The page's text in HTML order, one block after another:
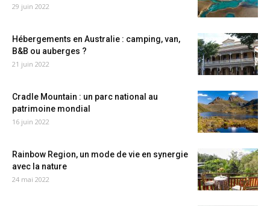
29 juin 2022
Hébergements en Australie : camping, van,
B&B ou auberges ?
21 juin 2022
Cradle Mountain : un parc national au
patrimoine mondial
16 juin 2022
Rainbow Region, un mode de vie en synergie
avec la nature
24 mai 2022